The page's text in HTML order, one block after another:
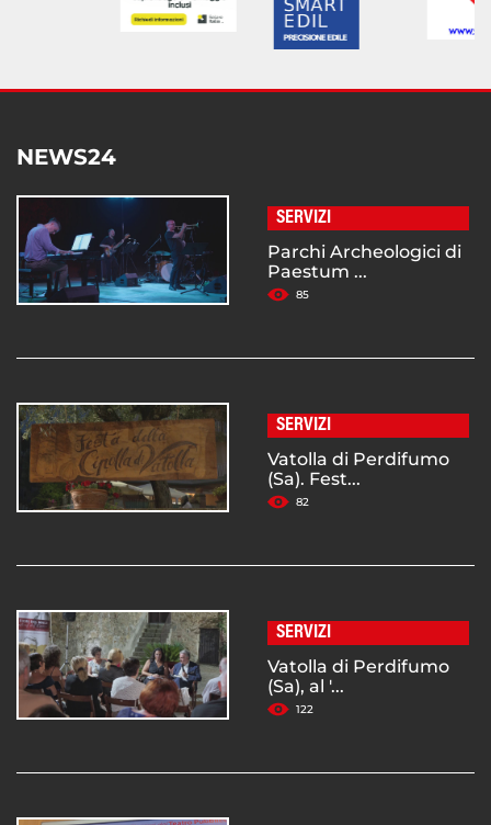
NEWS24
SERVIZI
Parchi Archeologici di
Paestum ...
85
SERVIZI
Vatolla di Perdifumo
(Sa). Fest...
82
SERVIZI
Vatolla di Perdifumo
(Sa), al '...
122